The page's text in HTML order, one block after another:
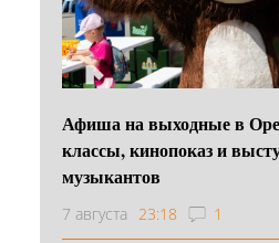
Афиша на выходные в
классы, кинопоказ и
музыкантов
7 августа 23:18 1